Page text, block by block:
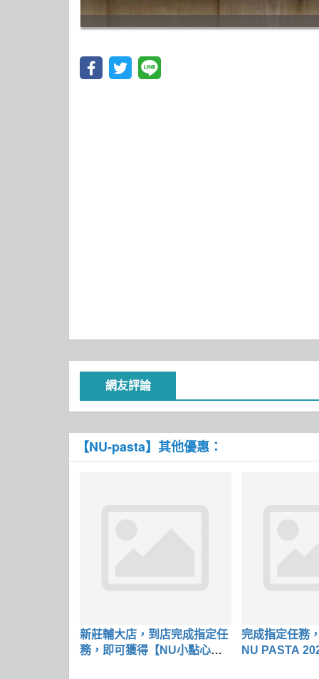
網友評論
【NU-pasta】其他優惠：
新莊輔大店，到店完成指定任
務，即可獲得【NU小點心】
完成指定任務
NU PASTA